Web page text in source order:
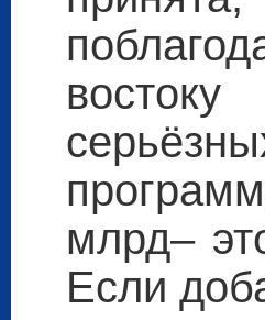
млрд–
Если